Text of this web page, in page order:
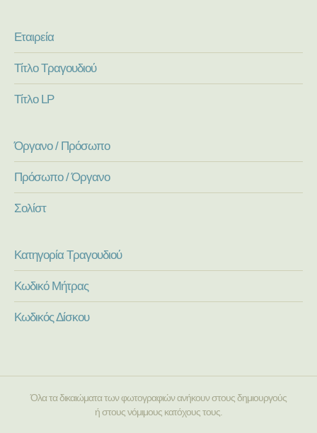
Εταιρεία
Τίτλο Τραγουδιού
Τίτλο LP
Όργανο / Πρόσωπο
Πρόσωπο / Όργανο
Σολίστ
Κατηγορία Τραγουδιού
Κωδικό Μήτρας
Κωδικός Δίσκου
Όλα τα δικαιώματα των φωτογραφιών ανήκουν στους δημιουργούς
ή στους νόμιμους κατόχους τους.